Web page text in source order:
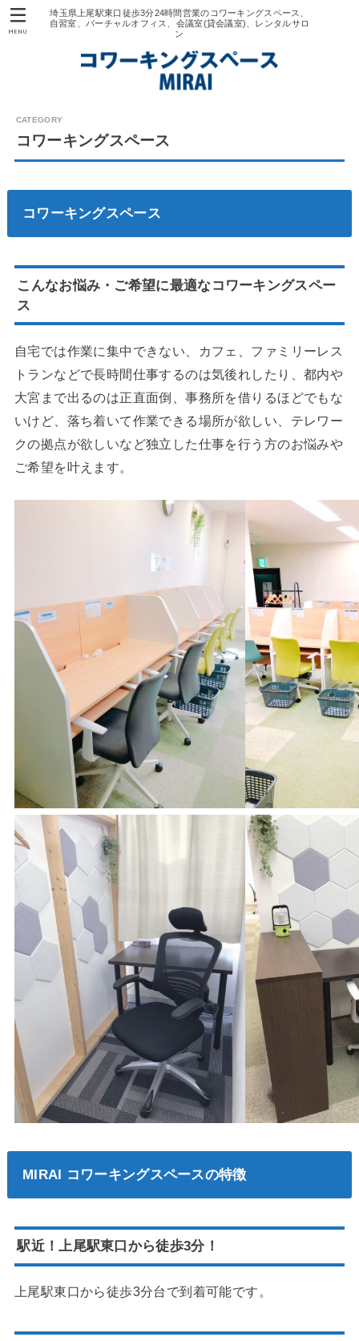
埼玉県上尾駅東口徒歩3分24時間営業のコワーキングスペース、
自習室、バーチャルオフィス、会議室(貸会議室)、レンタルサロ
ン
MENU
コワーキングスペース
コワーキングスペース
こんなお悩み・ご希望に最適なコワーキングスペー
ス
自宅では作業に集中できない、カフェ、ファミリーレス
トランなどで長時間仕事するのは気後れしたり、都内や
大宮まで出るのは正直面倒、事務所を借りるほどでもな
いけど、落ち着いて作業できる場所が欲しい、テレワー
クの拠点が欲しいなど独立した仕事を行う方のお悩みや
ご希望を叶えます。
MIRAI コワーキングスペースの特徴
駅近！上尾駅東口から徒歩3分！
上尾駅東口から徒歩3分台で到着可能です。